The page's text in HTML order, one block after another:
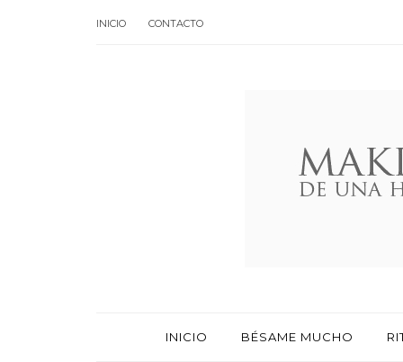
INICIO CONTACTO
INICIO BÉSAME MUCHO